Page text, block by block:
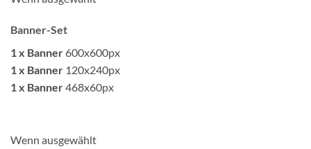
Banner-Set
1 x Banner 600x600px
1 x Banner 120x240px
1 x Banner468x60px
Wenn ausgewählt